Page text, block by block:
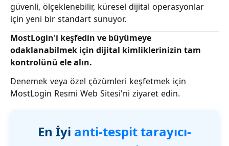
güvenli, ölçeklenebilir, küresel dijital operasyonlar
için yeni bir standart sunuyor.
MostLogin'i keşfedin ve büyümeye
odaklanabilmek için dijital kimliklerinizin tam
kontrolünü ele alın.
Denemek veya özel çözümleri keşfetmek için
MostLogin Resmi Web Sitesi'ni ziyaret edin.
En İyi anti-tespit tarayıcı-